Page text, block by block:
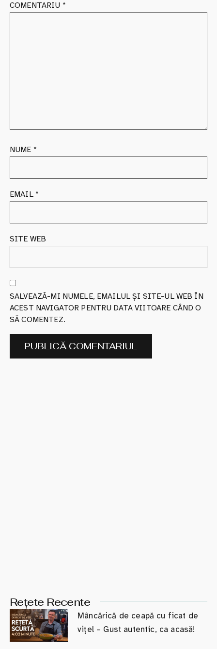
COMENTARIU *
NUME *
EMAIL *
SITE WEB
SALVEAZĂ-MI NUMELE, EMAILUL ȘI SITE-UL WEB ÎN
ACEST NAVIGATOR PENTRU DATA VIITOARE CÂND O
SĂ COMENTEZ.
Rețete Recente
Mâncărică de ceapă cu ficat de
vițel – Gust autentic, ca acasă!